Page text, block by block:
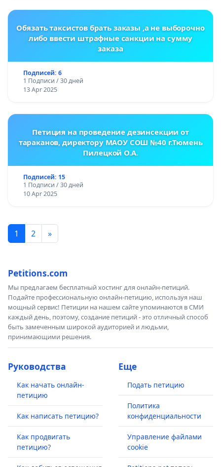
Обязать таксистов брать заказы ,а не выборочно
либо ввести штрафные санкции на сумму
заказа
Подписей: 6
1 Подписи / 30 дней
13 Apr 2025
Петиция на проведение дезинсекции от
тараканов, директору МАОУ СОШ №40 г.Тюмень
Пилецкой О.А.
Подписей: 15
1 Подписи / 30 дней
10 Apr 2025
1 2 »
Petitions.com
Мы предлагаем бесплатный хостинг для онлайн-петиций.
Подайте профессиональную онлайн-петицию, используя наш
мощный сервис! Петиции на нашем сайте упоминаются в СМИ
каждый день, поэтому, создание петиций - это отличный способ
быть замеченным широкой аудиторией и людьми,
принимающими решения.
Руководства
Как начать онлайн-
петицию
Как написать петицию?
Как продвигать
петицию?
Еще
Подать петицию
Политика
конфиденциальности
Управление файлами
cookie